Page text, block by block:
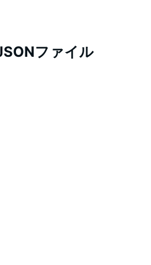
ファイル